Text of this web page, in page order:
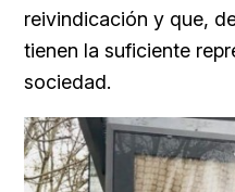
reivindicación y que,
tienen la suficiente
sociedad.